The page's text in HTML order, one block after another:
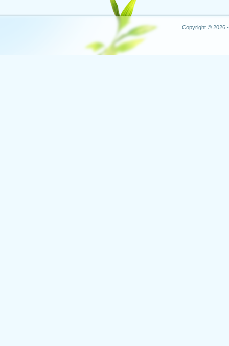
Copyright © 2026